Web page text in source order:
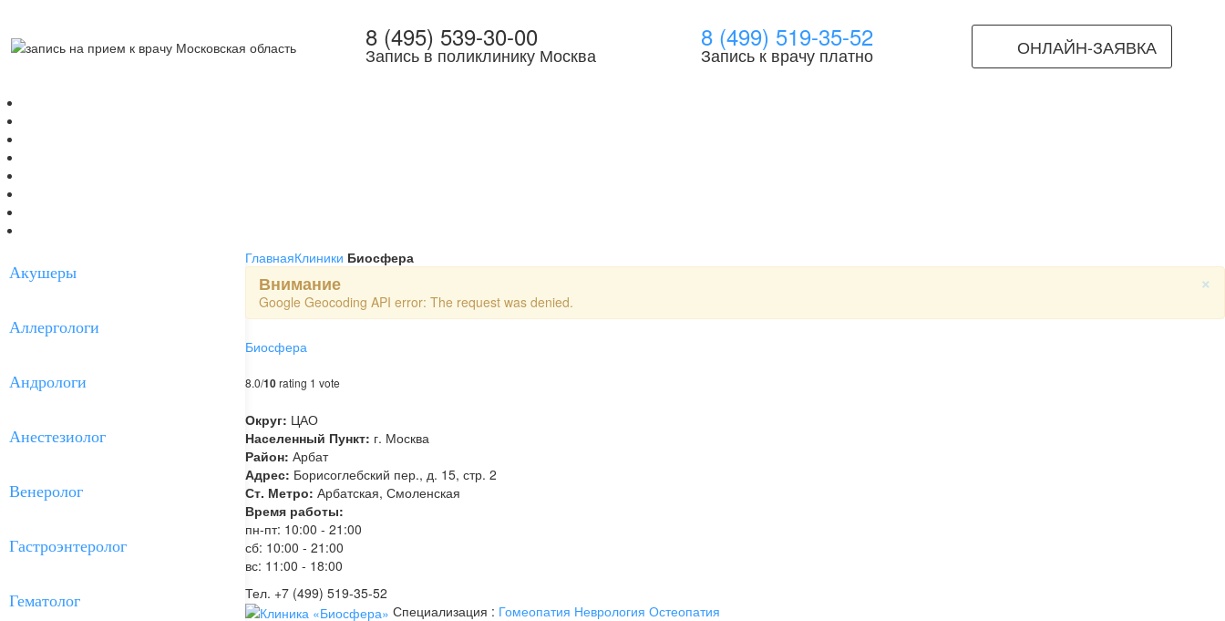
8 (495) 539-30-00
Запись в поликлинику Москва
8 (499) 519-35-52
Запись к врачу платно ОНЛАЙН-ЗАЯВКА
ГлавнаяКлиники Биосфера
×
Внимание
Google Geocoding API error: The request was denied.
Биосфера
8.0/10rating 1 vote
Округ: ЦАО
Населенный Пункт: г. Москва
Район: Арбат
Адрес: Борисоглебский пер., д. 15, стр. 2
Ст. Метро: Арбатская, Смоленская
Время работы:
пн-пт: 10:00 - 21:00
сб: 10:00 - 21:00
вс: 11:00 - 18:00
Тел. +7 (499) 519-35-52
Специализация : Гомеопатия Неврология Остеопатия
Акушеры
Аллергологи
Андрологи
Анестезиолог
Венеролог
Гастроэнтеролог
Гематолог